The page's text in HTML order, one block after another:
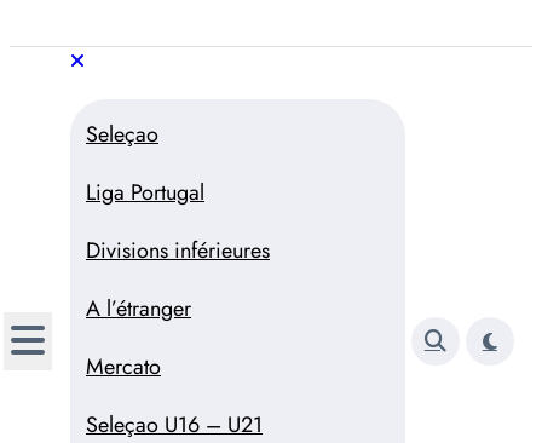
au
Trivela
L'actualité du football portugais
Seleçao
Liga Portugal
Divisions inférieures
A l’étranger
Mercato
Seleçao U16 – U21